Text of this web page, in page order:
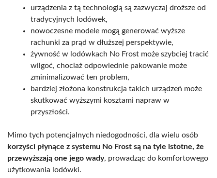
urządzenia z tą technologią są zazwyczaj droższe od
tradycyjnych lodówek,
nowoczesne modele mogą generować wyższe
rachunki za prąd w dłuższej perspektywie,
żywność w lodówkach No Frost może szybciej tracić
wilgoć, chociaż odpowiednie pakowanie może
zminimalizować ten problem,
bardziej złożona konstrukcja takich urządzeń może
skutkować wyższymi kosztami napraw w
przyszłości.
Mimo tych potencjalnych niedogodności, dla wielu osób
korzyści płynące z systemu No Frost są na tyle istotne, że
przewyższają one jego wady, prowadząc do komfortowego
użytkowania lodówki.